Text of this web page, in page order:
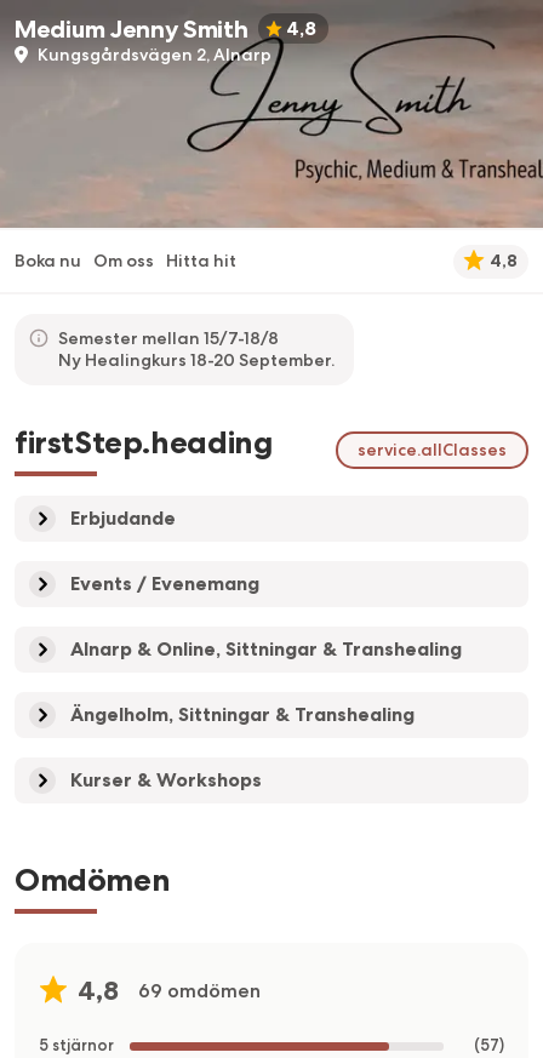
Medium Jenny Smith 4,8
Kungsgårdsvägen 2, Alnarp
Boka nu Om oss Hitta hit 4,8
Semester mellan 15/7-18/8
Ny Healingkurs 18-20 September.
firstStep.heading service.allClasses
Erbjudande
Events / Evenemang
Alnarp & Online, Sittningar & Transhealing
Ängelholm, Sittningar & Transhealing
Kurser & Workshops
Omdömen
4,8 69 omdömen
5 stjärnor (57)